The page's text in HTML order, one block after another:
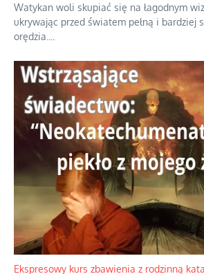
Watykan woli skupiać się na łagodnym
ukrywając przed światem pełną i bardziej
orędzia.
Ekspresowy kurs zbawienia z rodzinną